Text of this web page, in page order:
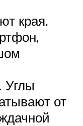
края.
Углы
от